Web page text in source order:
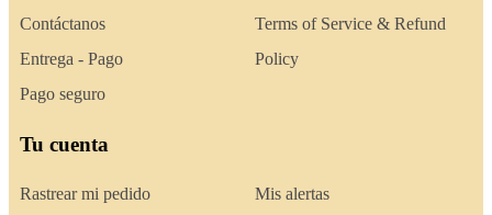
Contáctanos
Entrega - Pago
Pago seguro
Terms of Service & Refund
Policy
Tu cuenta
Rastrear mi pedido Mis alertas